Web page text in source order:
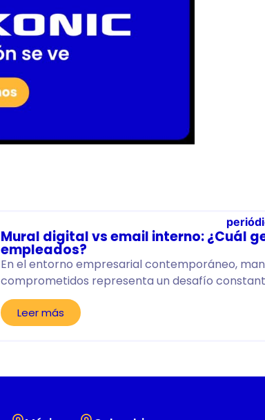
Mural digital vs email interno: ¿Cuál
empleados?
En el entorno empresarial contemporáneo,
comprometidos representa un desafío
Leer más